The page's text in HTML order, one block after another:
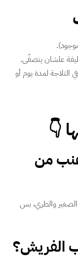
علشان يتصفّى.
لمدة يوم أو
👇
من
والطري، بس
الفريش؟